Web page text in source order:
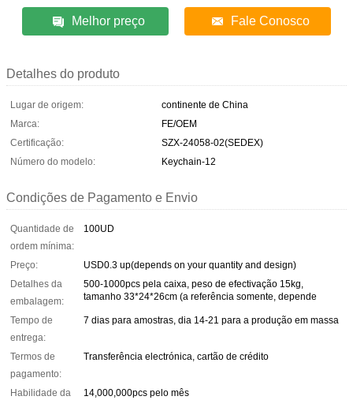
Melhor preço Fale Conosco
Detalhes do produto
Lugar de origem:
continente de China
Marca:
FE/OEM
Certificação:
SZX-24058-02(SEDEX)
Número do modelo:
Keychain-12
Condições de Pagamento e Envio
Quantidade de
ordem mínima:
100UD
Preço:
USD0.3 up(depends on your quantity and design)
Detalhes da
embalagem:
500-1000pcs pela caixa, peso de efectivação 15kg,
tamanho 33*24*26cm (a referência somente, depende
Tempo de
entrega:
7 dias para amostras, dia 14-21 para a produção em massa
Termos de
pagamento:
Transferência electrónica, cartão de crédito
Habilidade da
14,000,000pcs pelo mês